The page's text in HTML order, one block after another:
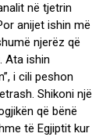
në tjetrin
anijet ishin më
njerëz që
Ata ishin
i cili peshon
Shikoni një
që bënë
të Egjiptit kur